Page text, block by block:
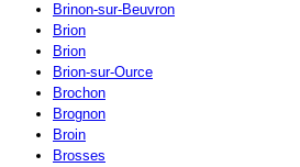
Brinon-sur-Beuvron
Brion
Brion
Brion-sur-Ource
Brochon
Brognon
Broin
Brosses